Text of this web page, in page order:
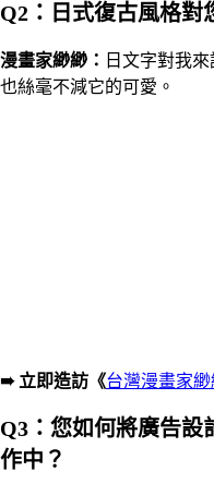
Q2：日式復古風格對
漫畫家緲緲 ： 日文字對我
也絲毫不減它的可愛。
➠ 立即造訪《台灣漫畫家
Q3：您如何將廣告設
作中？